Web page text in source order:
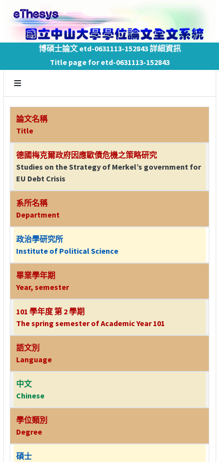
博碩士論文 etd-0631113-152843 詳細資訊
Title page for etd-0631113-152843
論文名稱
Title
德國梅克爾政府因應歐債危機之策略研究
Studies on the Strategy of Merkel’s government for
EU Debt Crisis
系所名稱
Department
政治學研究所
Institute of Political Science
畢業學年期
Year, semester
101 學年度 第 2 學期
The spring semester of Academic Year 101
語文別
Language
中文
Chinese
學位類別
Degree
碩士